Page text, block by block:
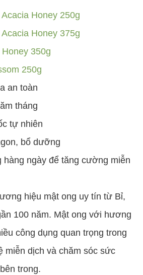
Honey 250g
Honey 375g
350g
250g
an toàn
tháng
tự nhiên
bổ dưỡng
ngày để tăng cường miễn
hiệu mật ong uy tín từ Bỉ,
100 năm. Mật ong với hương
công dụng quan trọng trong
miễn dịch và chăm sóc sức
trong.